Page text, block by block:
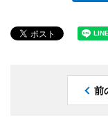
前